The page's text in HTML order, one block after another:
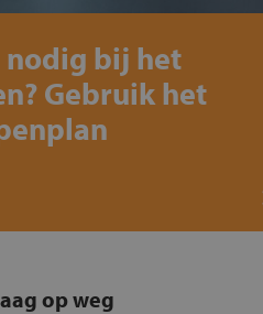
nodig bij het
Gebruik het
op weg